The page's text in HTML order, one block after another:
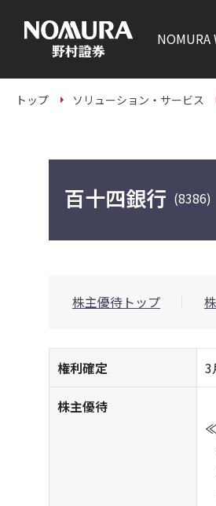
本
NOMURA
トップ ソリューション・サービス
百十四銀行 (8386)
株主優待トップ
権利確定 3
株主優待